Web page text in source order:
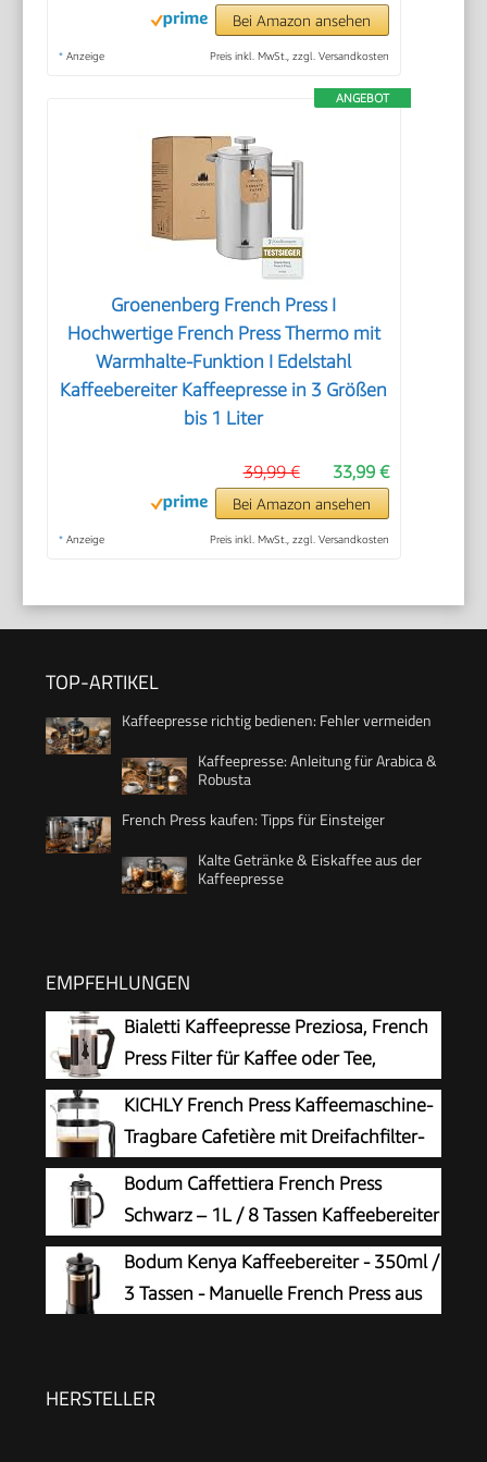
Bei Amazon ansehen
* Anzeige Preis inkl. MwSt., zzgl. Versandkosten
ANGEBOT
Groenenberg French Press I
Hochwertige French Press Thermo mit
Warmhalte-Funktion I Edelstahl
Kaffeebereiter Kaffeepresse in 3 Größen
bis 1 Liter
33,99 €
39,99 €
Bei Amazon ansehen
* Anzeige Preis inkl. MwSt., zzgl. Versandkosten
TOP-ARTIKEL
Kaffeepresse richtig bedienen: Fehler vermeiden
Kaffeepresse: Anleitung für Arabica &
Robusta
French Press kaufen: Tipps für Einsteiger
Kalte Getränke & Eiskaffee aus der
Kaffeepresse
EMPFEHLUNGEN
Bialetti Kaffeepresse Preziosa, French
Press Filter für Kaffee oder Tee,
Gehäuse aus Edelstahl und Behälter
aus Borosilikatglas, spülmaschinenfest, 1 Liter, 8
Tassen, Silber
KICHLY French Press Kaffeemaschine-
Tragbare Cafetière mit Dreifachfilter-
Hitzebeständiges Glas mit
1000ml / 1 litre / 34Oz - Schwarz
Bodum Caffettiera French Press
Schwarz – 1L / 8 Tassen Kaffeebereiter
– Hitzebeständiges Glas –
Edelstahlfilter – BPA-frei & spülmaschinenfest –
Hergestellt in Portugal
Bodum Kenya Kaffeebereiter - 350ml /
3 Tassen - Manuelle French Press aus
HERSTELLER